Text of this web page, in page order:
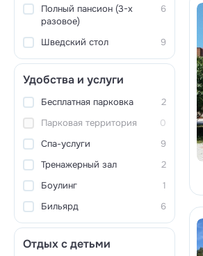
Полный пансион (3-х
разовое)
6
Шведский стол 9
Удобства и услуги
Бесплатная парковка
2
Парковая территория
0
Спа-услуги
9
Тренажерный зал
2
Боулинг
1
Бильярд
6
Отдых с детьми